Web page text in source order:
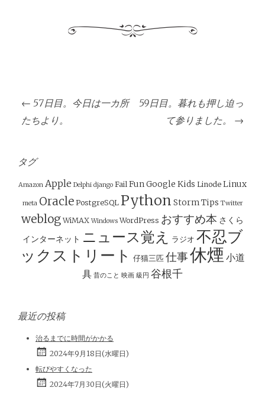
投
稿
ナ
ビ
ゲ
ー
シ
ョ
ン
← 57日目。今日は一カ所
たちより。
59日目。暮れも押し迫っ
て参りました。 →
タグ
Amazon Apple Delphi django Fail FunGoogle Kids Linode Linux
meta Oracle PostgreSQL Python StormTips Twitter
weblog WiMAX Windows WordPress おすすめ本 さくら
インターネット ニュース覚え ラジオ 不忍ブ
ックストリート
仔猫三匹 仕事休煙 小道
具 昔のこと 映画 級円 谷根千
最近の投稿
治るまでに時間がかかる
2024年9月18日(水曜日)
転びやすくなった
2024年7月30日(火曜日)